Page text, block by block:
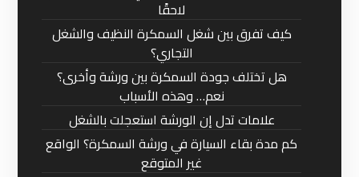
لاحقًا
كيف تفرق بين شغل السمكرة النظيف والشغل
التجاري؟
هل تختلف جودة السمكرة بين ورشة وأخرى؟
نعم… وهذه الأسباب
علامات تدل إن الورشة استعجلت بالشغل
كم مدة بقاء السيارة في ورشة السمكرة؟ الواقع
غير المتوقع